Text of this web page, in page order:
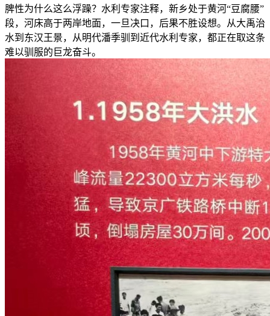
脾性为什么这么浮躁？水利专家注释，新乡处于黄河“豆腐腰”
段，河床高于两岸地面，一旦决口，后果不胜设想。从大禹治
水到东汉王景，从明代潘季驯到近代水利专家，都正在取这条
难以驯服的巨龙奋斗。